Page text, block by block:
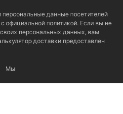
данные посетителей
официальной политикой. Если вы не
персональных данных, вам
доставки предоставлен
Мы